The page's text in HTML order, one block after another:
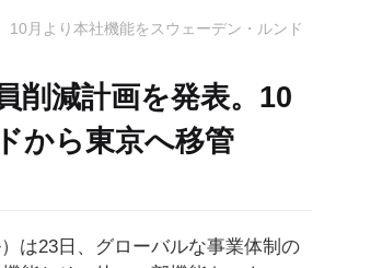
10月より本社機能をスウェーデン・ルンド
削減計画を発表。10
から東京へ移管
は23日、グローバルな事業体制の